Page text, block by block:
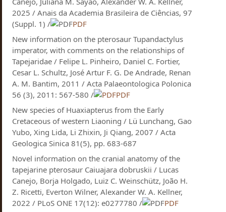
2025 / Anais da Academia Brasileira de Ciências, 97
(Suppl. 1) /
PDF
New information on the pterosaur Tupandactylus
imperator, with comments on the relationships of
Tapejaridae / Felipe L. Pinheiro, Daniel C. Fortier,
Cesar L. Schultz, José Artur F. G. De Andrade, Renan
A. M. Bantim, 2011 / Acta Palaeontologica Polonica
56 (3), 2011: 567-580 /
PDF
New species of Huaxiapterus from the Early
Cretaceous of western Liaoning / Lü Lunchang, Gao
Yubo, Xing Lida, Li Zhixin, Ji Qiang, 2007 / Acta
Geologica Sinica 81(5), pp. 683-687
Novel information on the cranial anatomy of the
tapejarine pterosaur Caiuajara dobruskii / Lucas
Canejo, Borja Holgado, Luiz C. Weinschütz, João H.
Z. Ricetti, Everton Wilner, Alexander W. A. Kellner,
2022 / PLoS ONE 17(12): e0277780 /
PDF